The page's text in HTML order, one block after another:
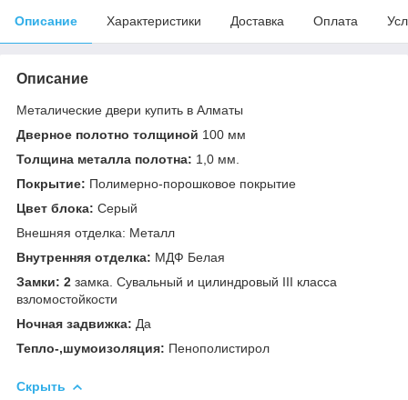
Описание Характеристики Доставка Оплата
Описание
Металические двери купить в Алматы
Дверное полотно толщиной 100 мм
Толщина металла полотна: 1,0 мм.
Покрытие: Полимерно-порошковое покрытие
Цвет блока: Серый
Внешняя отделка: Металл
Внутренняя отделка: МДФ Белая
Замки: 2 замка. Сувальный и цилиндровый III класса
взломостойкости
Ночная задвижка: Да
Тепло-,шумоизоляция: Пенополистирол
Скрыть